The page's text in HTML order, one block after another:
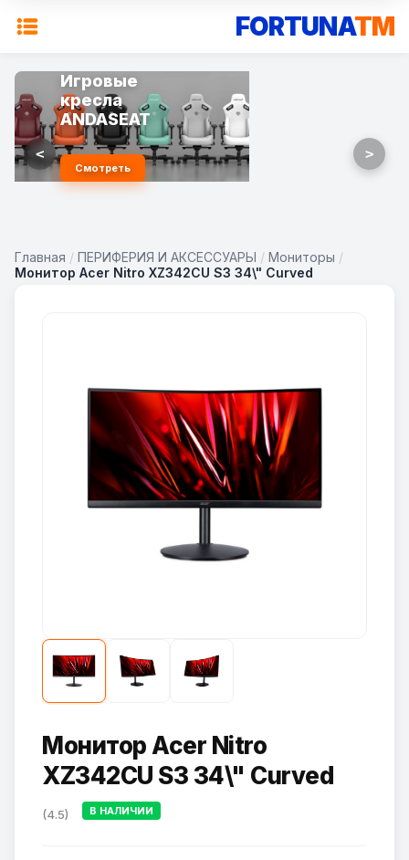
FORTUNATM
Игровые
кресла
ANDASEAT
Смотреть
< >
Главная / ПЕРИФЕРИЯ И АКСЕССУАРЫ / Мониторы /
Монитор Acer Nitro XZ342CU S3 34\" Curved
Монитор Acer Nitro
XZ342CU S3 34\" Curved
(4.5) В НАЛИЧИИ